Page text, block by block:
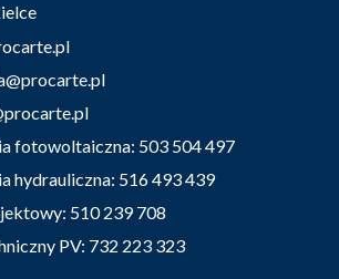
fotowoltaiczna: 503 504 497
hydrauliczna: 516 493 439
510 239 708
PV: 732 223 323